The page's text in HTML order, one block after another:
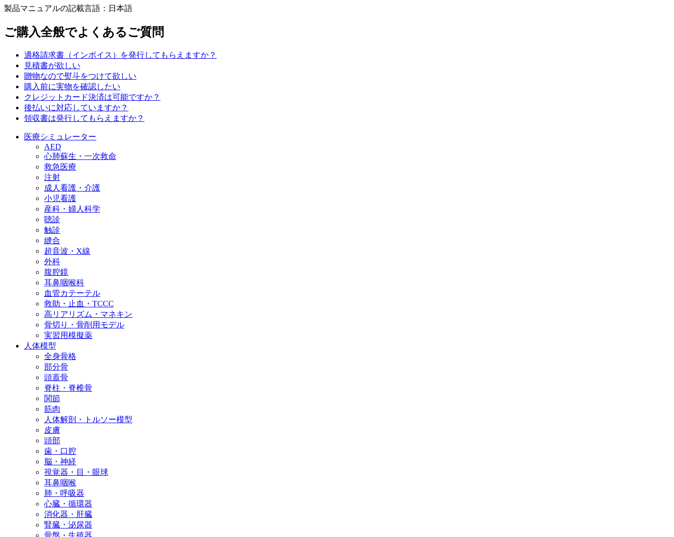
製品マニュアルの記載言語：日本語
ご購入全般でよくあるご質問
適格請求書（インボイス）を発行してもらえますか？
見積書が欲しい
贈物なので熨斗をつけて欲しい
購入前に実物を確認したい
クレジットカード決済は可能ですか？
後払いに対応していますか？
領収書は発行してもらえますか？
医療シミュレーター
AED
心肺蘇生・一次救命
救急医療
注射
成人看護・介護
小児看護
産科・婦人科学
聴診
触診
縫合
超音波・X線
外科
腹腔鏡
耳鼻咽喉科
血管カテーテル
救助・止血・TCCC
高リアリズム・マネキン
骨切り・骨削用モデル
実習用模擬薬
人体模型
全身骨格
部分骨
頭蓋骨
脊柱・脊椎骨
関節
筋肉
人体解剖・トルソー模型
皮膚
頭部
歯・口腔
脳・神経
視覚器・目・眼球
耳鼻咽喉
肺・呼吸器
心臓・循環器
消化器・肝臓
腎臓・泌尿器
骨盤・生殖器